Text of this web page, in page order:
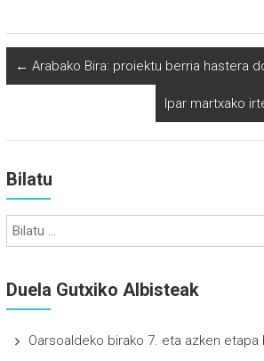
← Arabako Bira: proiektu berria hastera
Ipar martxako
Bilatu
Duela Gutxiko Albisteak
Oarsoaldeko birako 7. eta azken etapa